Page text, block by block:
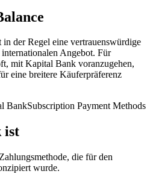
der Regel eine vertrauenswürdige
Angebot. Für
mit Kapital Bank voranzugehen,
eine breitere Käuferpräferenz
BankSubscription Payment Methods
ist
die für den
wurde.